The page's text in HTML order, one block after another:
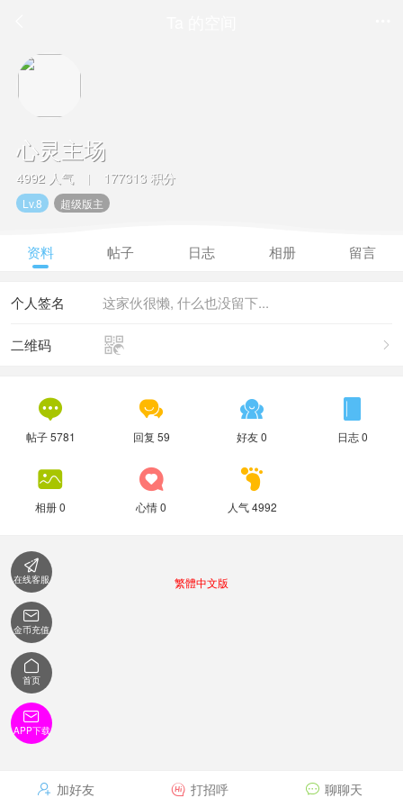
心灵主场
4992 人气 | 177313 积分
Lv.8 超级版主
资料 帖子 日志 相册 留言
这家伙很懒, 什么也没留下...
个人签名


二维码

帖子 5781

回复 59

好友 0

日志 0

相册 0

心情 0

人气 4992
 加好友  打招呼  聊聊天
繁體中文版

在线客服

金币充值

首页

APP下载